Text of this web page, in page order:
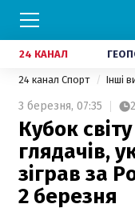
24 КАНАЛ
24 канал Спорт Інші
3 березня, 07:35 2
Кубок
глядачів,
зіграв за
2 березня